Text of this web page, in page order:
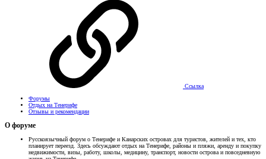
Ссылка
Форумы
Отдых на Тенерифе
Отзывы и рекомендации
О форуме
Русскоязычный форум о Тенерифе и Канарских островах для туристов, жителей и тех, кто
планирует переезд. Здесь обсуждают отдых на Тенерифе, районы и пляжи, аренду и покупку
недвижимости, визы, работу, школы, медицину, транспорт, новости острова и повседневную